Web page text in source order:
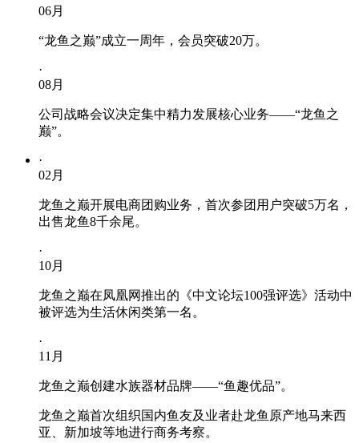
06月
“龙鱼之巅”成立一周年，会员突破20万。
·
08月
公司战略会议决定集中精力发展核心业务——“龙鱼之
巅”。
·
02 月
龙鱼之巅开展电商团购业务，首次参团用户突破5万名，
出售龙鱼8千余尾。
·
10月
龙鱼之巅在凤凰网推出的《中文论坛100强评选》活动中
被评选为生活休闲类第一名。
·
11 月
龙鱼之巅创建水族器材品牌——“鱼趣优品”。
龙鱼之巅首次组织国内鱼友及业者赴龙鱼原产地马来西
亚、新加坡等地进行商务考察。